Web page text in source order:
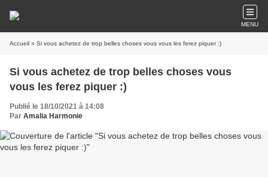
MENU
Accueil » Si vous achetez de trop belles choses vous vous les ferez piquer :)
Si vous achetez de trop belles choses vous
vous les ferez piquer :)
Publié le 18/10/2021 à 14:08
Par Amalia Harmonie